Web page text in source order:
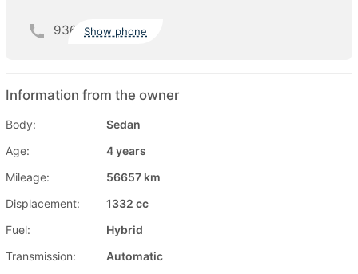
936 Show phone
Information from the owner
Body:
Sedan
Age:
4 years
Mileage:
56657 km
Displacement:
1332 cc
Fuel:
Hybrid
Transmission:
Automatic